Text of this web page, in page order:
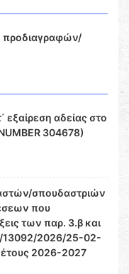
προδιαγραφών/
αδείας στο
304678)
σπουδαστριών
που
των παρ. 3.β και
13092/2026/25-02-
έτους 2026-2027